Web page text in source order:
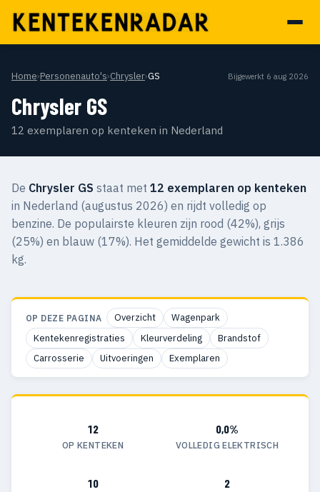
Home›Personenauto's›Chrysler›GS Bijgewerkt 6 aug 2026
Chrysler GS
12 exemplaren op kenteken in Nederland
De Chrysler GS staat met 12 exemplaren op kenteken
in Nederland (augustus 2026) en rijdt volledig op
benzine. De populairste kleuren zijn rood (42%), grijs
(25%) en blauw (17%). Het gemiddelde gewicht is 1.386
kg.
OP DEZE PAGINA Overzicht
Wagenpark
Kentekenregistraties
Kleurverdeling
Brandstof
Carrosserie
Uitvoeringen Exemplaren
12
OP KENTEKEN
0,0%
VOLLEDIG ELEKTRISCH
10 2